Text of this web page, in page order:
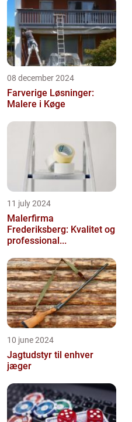
08 december 2024
Farverige Løsninger:
Malere i Køge
11 july 2024
Malerfirma
Frederiksberg: Kvalitet og
professional...
10 june 2024
Jagtudstyr til enhver
jæger